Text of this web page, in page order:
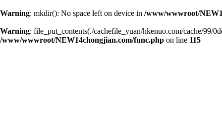
Warning: mkdir(): No space left on device in /www/wwwroot/
Warning: file_put_contents(./cachefile_yuan/hkenuo.com/cache/99/
/www/wwwroot/NEW14chongjian.com/func.php on line 115